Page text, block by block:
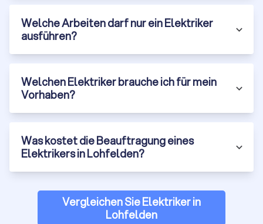
Vertrauen Sie auf Trustlocal, um den besten
Elektriker in Lohfelden zu finden
sind, bietet Trustlocal die ideale Plattform, um den
passenden Fachmann für Ihr Projekt zu finden. Egal, ob Sie
eine Standardinstallation oder spezielle Fachkenntnisse
benötigen – bei uns können Sie bis zu vier Angebote von
qualifizierten Elektrikern einholen und vergleichen.
Elektriker so einfach und effizient wie möglich zu machen. Mit
Trustlocal finden Sie nicht nur den besten Preis, sondern auch
ein und finden Sie den Elektriker, der am besten zu Ihren
Anforderungen passt!
Trustlocal ist Ihr verlässlicher Partner, wenn es darum geht,
Welche Arbeiten darf nur ein Elektriker
ausführen?
Welchen Elektriker brauche ich für mein
Vorhaben?
Was kostet die Beauftragung eines
Elektrikers in Lohfelden?
Vergleichen Sie Elektriker in
Lohfelden